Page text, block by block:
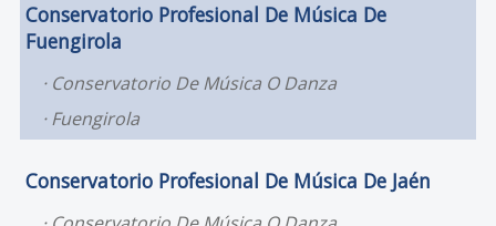
Conservatorio Profesional De Música De
Fuengirola
Conservatorio De Música O Danza
Fuengirola
Conservatorio Profesional De Música De Jaén